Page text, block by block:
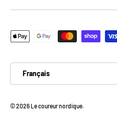
Moyens de paiement acceptés
Français
© 2026 Le coureur nordique